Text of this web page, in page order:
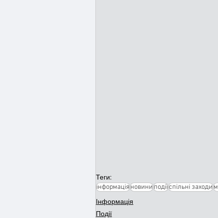
Теги:
інформаціяновиниподіїспільні заходи
Інформація
Події